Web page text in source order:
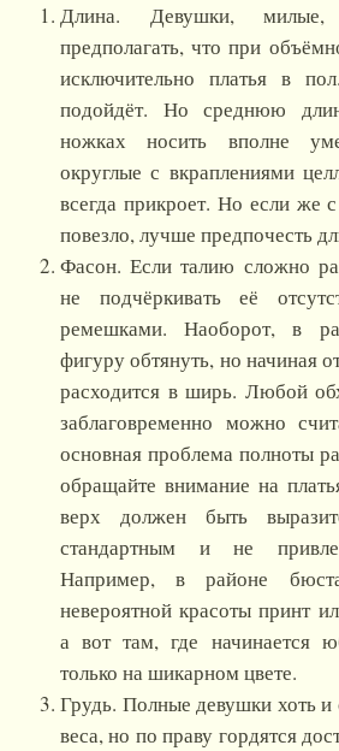
Длина. Девушки,
предполагать, что при
исключительно платья в
подойдёт. Но среднюю
ножках носить вполне
округлые с вкраплениями
всегда прикроет. Но если же
повезло, лучше предпочесть
Фасон. Если талию сложно
не подчёркивать её
ремешками. Наоборот, в
фигуру обтянуть, но начиная
расходится в ширь. Любой
заблаговременно можно
основная проблема полноты
обращайте внимание на
верх должен быть
стандартным и не
Например, в районе
невероятной красоты принт
а вот там, где начинается
только на шикарном цвете.
Грудь. Полные девушки хоть и
веса, но по праву гордятся